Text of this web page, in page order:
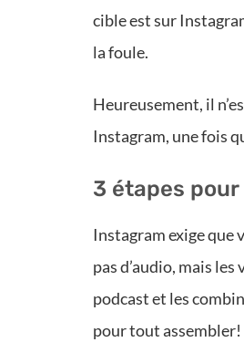
cible est sur
la foule.
Heureusement, il
Instagram, une fois
3 étapes
Instagram exige que
pas d’audio, mais
podcast et les
pour tout assembler!